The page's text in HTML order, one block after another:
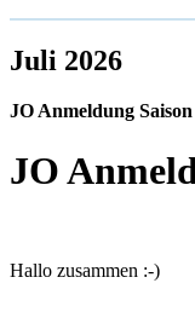
Juli 2026
JO Anmeldung Saison
JO
Hallo zusammen :-)